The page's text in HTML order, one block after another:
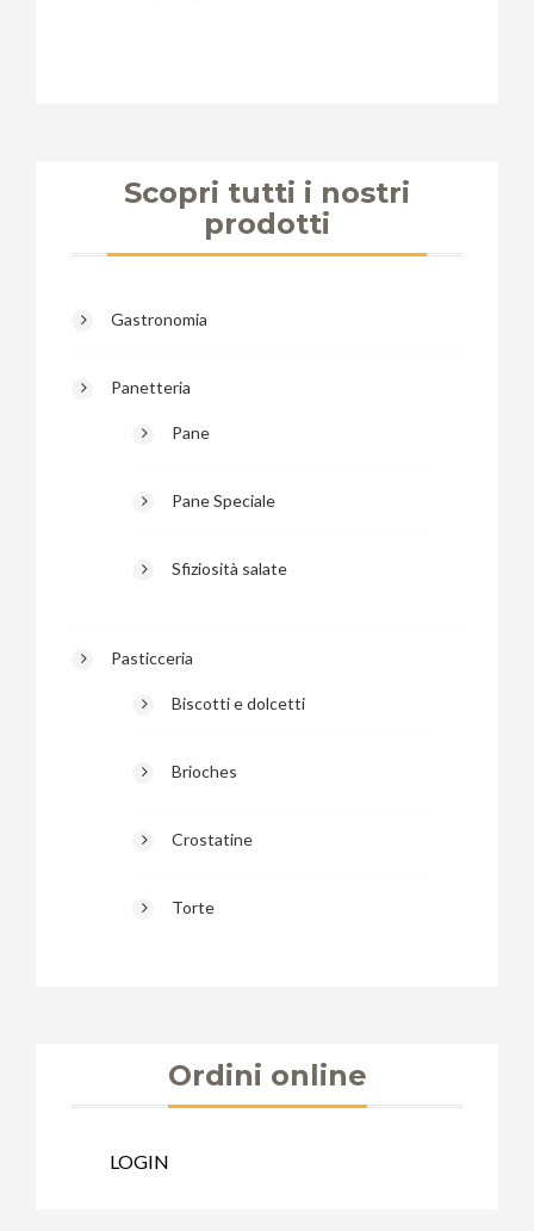
Scopri tutti i nostri
prodotti
Gastronomia
Panetteria
Pane
Pane Speciale
Sfiziosità salate
Pasticceria
Biscotti e dolcetti
Brioches
Crostatine
Torte
Ordini online
LOGIN